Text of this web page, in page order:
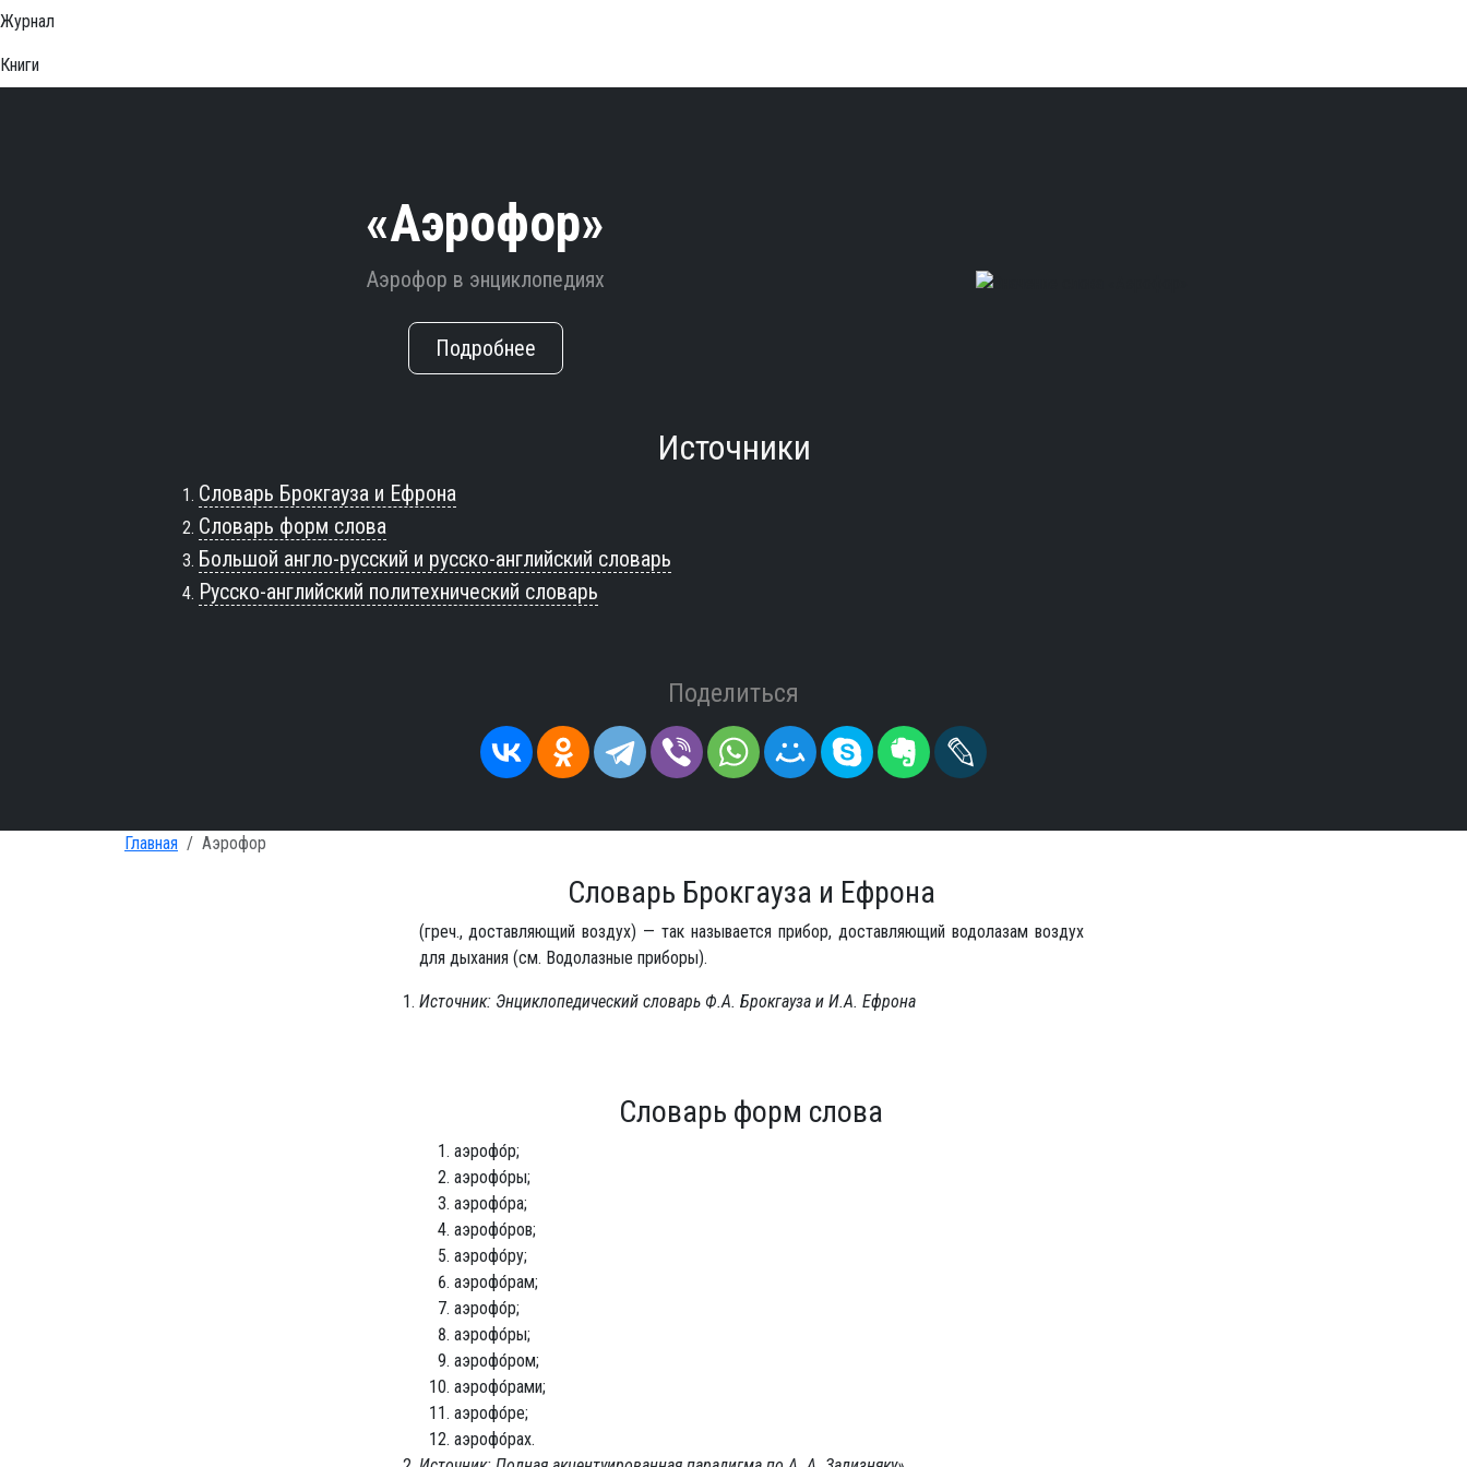
Журнал
Книги
«Аэрофор»
Аэрофор в энциклопедиях
Подробнее
Источники
Словарь Брокгауза и Ефрона
Словарь форм слова
Большой англо-русский и русско-английский словарь
Русско-английский политехнический словарь
Поделиться
Главная Аэрофор
Словарь Брокгауза и Ефрона
(греч., доставляющий воздух) — так называется прибор, доставляющий водолазам воздух
для дыхания (см. Водолазные приборы).
Источник: Энциклопедический словарь Ф.А. Брокгауза и И.А. Ефрона
Словарь форм слова
аэрофо́р;
аэрофо́ры;
аэрофо́ра;
аэрофо́ров;
аэрофо́ру;
аэрофо́рам;
аэрофо́р;
аэрофо́ры;
аэрофо́ром;
аэрофо́рами;
аэрофо́ре;
аэрофо́рах.